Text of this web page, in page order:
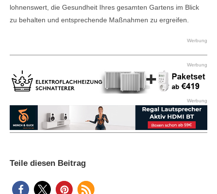
lohnenswert, die Gesundheit Ihres gesamten Gartens im Blick
zu behalten und entsprechende Maßnahmen zu ergreifen.
Werbung
Werbung
Werbung
Teile diesen Beitrag